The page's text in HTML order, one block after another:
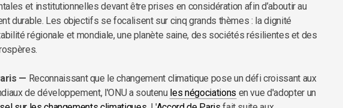
et institutionnelles devant être prises en considération afin d’aboutir au
durable. Les objectifs se focalisent sur cinq grands thèmes : la dignité
régionale et mondiale, une planète saine, des sociétés résilientes et des
— Reconnaissant que le changement climatique pose un défi croissant aux
de développement, l'ONU a soutenu les négociations en vue d'adopter un